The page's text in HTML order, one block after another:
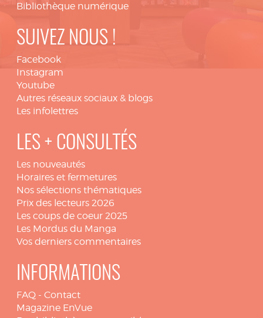
Bibliothèque numérique
SUIVEZ NOUS !
Facebook
Instagram
Youtube
Autres réseaux sociaux & blogs
Les infolettres
LES + CONSULTÉS
Les nouveautés
Horaires et fermetures
Nos sélections thématiques
Prix des lecteurs 2026
Les coups de coeur 2025
Les Mordus du Manga
Vos derniers commentaires
INFORMATIONS
FAQ - Contact
Magazine EnVue